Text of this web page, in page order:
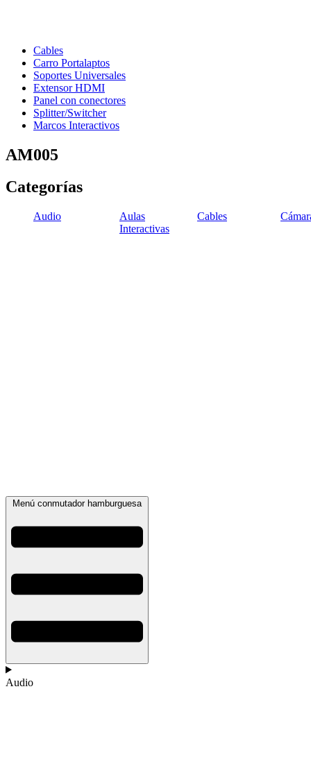
Cables
Carro Portalaptos
Soportes Universales
Extensor HDMI
Panel con conectores
Splitter/Switcher
Marcos Interactivos
AM005
Categorías
Audio
Aulas
Interactivas
Cables
Menú conmutador hamburguesa
Audio